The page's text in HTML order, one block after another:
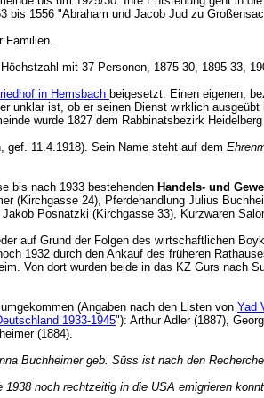
bis 1556 "Abraham und Jacob Jud zu
Familien.
mit 37 Personen, 1875 30, 1895 33,
in Hemsbach beigesetzt. Einen eigenen,
unklar ist, ob er seinen Dienst wirklich
wurde 1827 dem Rabbinatsbezirk
gef. 11.4.1918). Sein Name steht auf dem
bis nach 1933 bestehenden Handels- und
(Kirchgasse 24), Pferdehandlung Julius
Posnatzki (Kirchgasse 33), Kurzwaren
auf Grund der Folgen des wirtschaftlichen
1932 durch den Ankauf des früheren
Von dort wurden beide in das KZ Gurs nach
(Angaben nach den Listen von Yad
1933-1945"): Arthur Adler (1887),
(1884).
Buchheimer geb. Süss ist nach den
noch rechtzeitig in die USA emigrieren